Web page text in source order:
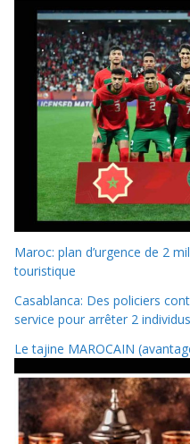
Maroc: plan d’urgence de 2
touristique
Casablanca: Des policiers
service pour arrêter 2 individus
Le tajine MAROCAIN